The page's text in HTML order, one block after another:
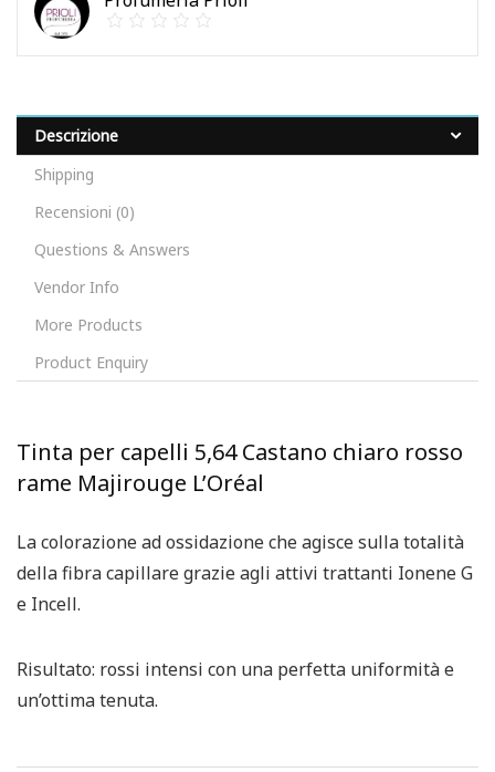
Descrizione
Shipping
Recensioni (0)
Questions & Answers
Vendor Info
More Products
Product Enquiry
Tinta per capelli 5,64 Castano chiaro rosso
rame Majirouge L’Oréal
La colorazione ad ossidazione che agisce sulla totalità
della fibra capillare grazie agli attivi trattanti Ionene G
e Incell.
Risultato: rossi intensi con una perfetta uniformità e
un’ottima tenuta.